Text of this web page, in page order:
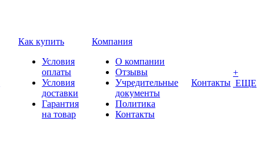
Как купить
Условия
оплаты
Условия
доставки
Гарантия
на товар
Компания
О компании
Отзывы
Учредительные
документы
Политика
Контакты
Контакты
+
ЕЩЕ